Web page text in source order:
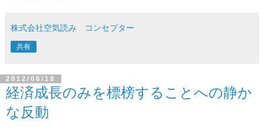
株式会社空気読み コンセプター
共有
2012/06/18
経済成長のみを標榜することへの静か
な反動